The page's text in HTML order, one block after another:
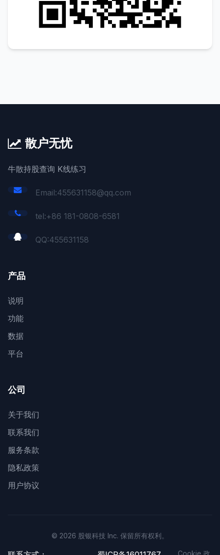
散户无忧
牛散持股查询 K线练习
Email:455631158@qq.com
tel:+86 181-0808-6581
QQ:455631158
产品
说明
功能
数据
平台
公司
关于我们
联系我们
服务条款
隐私政策
用户协议
© 2026 股银科技 Inc. 保留所有权利。
Cookie 政